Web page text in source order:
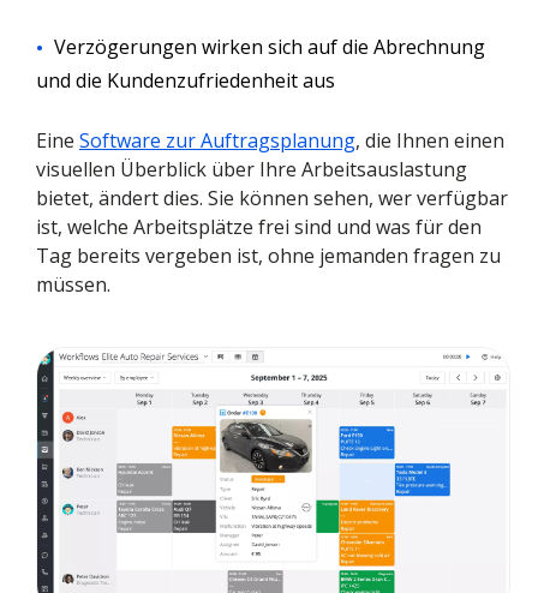
Verzögerungen wirken sich auf die Abrechnung
und die Kundenzufriedenheit aus
Eine Software zur Auftragsplanung, die Ihnen einen
visuellen Überblick über Ihre Arbeitsauslastung
bietet, ändert dies. Sie können sehen, wer verfügbar
ist, welche Arbeitsplätze frei sind und was für den
Tag bereits vergeben ist, ohne jemanden fragen zu
müssen.